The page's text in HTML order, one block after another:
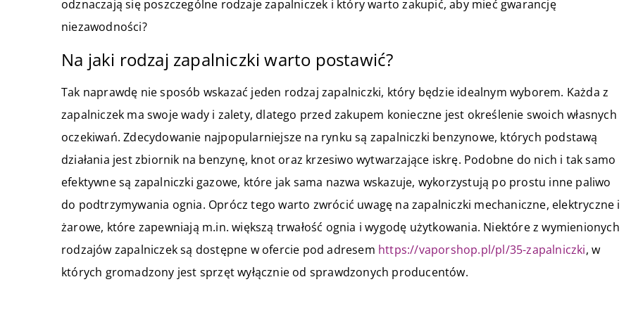
odznaczają się poszczególne rodzaje zapalniczek i który warto zakupić, aby mieć gwarancję
niezawodności?
Na jaki rodzaj zapalniczki warto postawić?
Tak naprawdę nie sposób wskazać jeden rodzaj zapalniczki, który będzie idealnym wyborem. Każda z
zapalniczek ma swoje wady i zalety, dlatego przed zakupem konieczne jest określenie swoich własnych
oczekiwań. Zdecydowanie najpopularniejsze na rynku są zapalniczki benzynowe, których podstawą
działania jest zbiornik na benzynę, knot oraz krzesiwo wytwarzające iskrę. Podobne do nich i tak samo
efektywne są zapalniczki gazowe, które jak sama nazwa wskazuje, wykorzystują po prostu inne paliwo
do podtrzymywania ognia. Oprócz tego warto zwrócić uwagę na zapalniczki mechaniczne, elektryczne i
żarowe, które zapewniają m.in. większą trwałość ognia i wygodę użytkowania. Niektóre z wymienionych
rodzajów zapalniczek są dostępne w ofercie pod adresem https://vaporshop.pl/pl/35-zapalniczki, w
których gromadzony jest sprzęt wyłącznie od sprawdzonych producentów.